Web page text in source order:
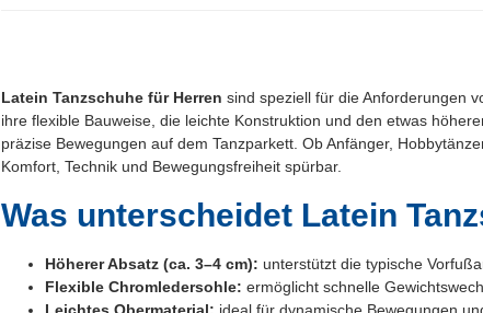
Latein Tanzschuhe für Herren sind speziell für die Anforderungen
ihre flexible Bauweise, die leichte Konstruktion und den etwas
präzise Bewegungen auf dem Tanzparkett. Ob Anfänger,
Komfort, Technik und Bewegungsfreiheit spürbar.
Was unterscheidet Latein
Höherer Absatz (ca. 3–4 cm): unterstützt die typische
Flexible Chromledersohle: ermöglicht schnelle